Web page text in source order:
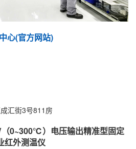
心(官方网站)
汇街3号811房
0~300℃）电压输出精准型固定
红外测温仪